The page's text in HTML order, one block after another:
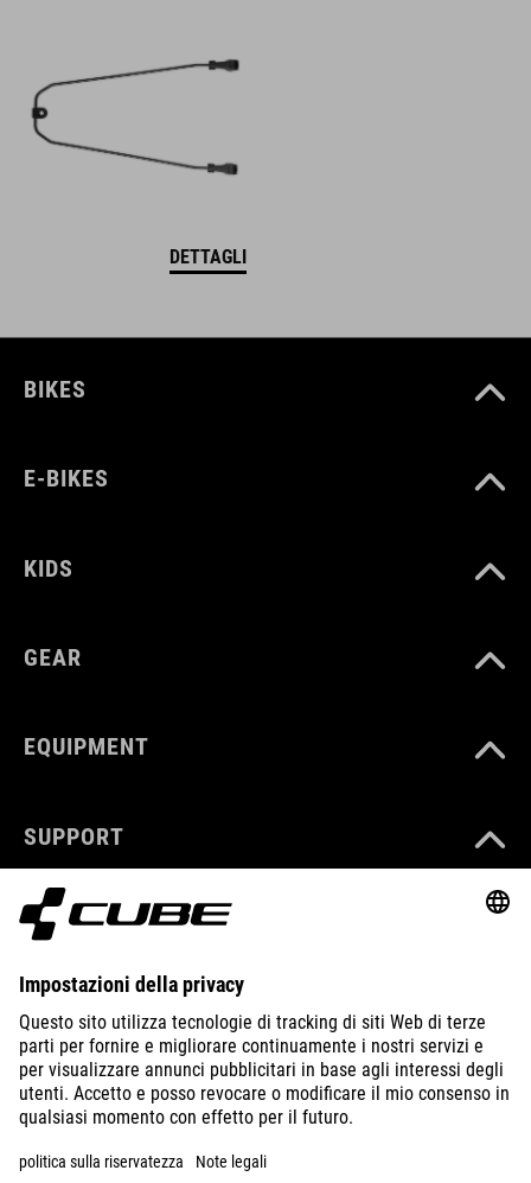
DETTAGLI
BIKES
E-BIKES
KIDS
GEAR
EQUIPMENT
SUPPORT
ABOUT US
EXPLORE